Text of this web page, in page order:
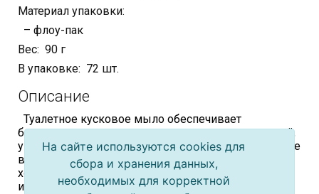
Материал упаковки:
– флоу-пак
Вес: 90 г
В упаковке: 72 шт.
Описание
Туалетное кусковое мыло обеспечивает
безупречную чистоту кожи, нежно ухаживая за ней,
увлажняет кожу, предохраняя от пересушивания. Не
вызывает аллергических реакций. Обладает
хорошими моющими свойствами. Экономично в
использовании.
На сайте используются cookies для
сбора и хранения данных,
необходимых для корректной